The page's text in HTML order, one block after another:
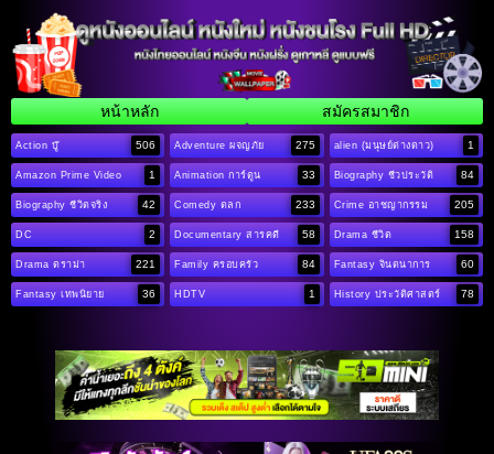
หน้าหลัก สมัครสมาชิก
Action บู๊ 506 Adventure ผจญภัย 275 alien (มนุษย์ต่างดาว) 1
Amazon Prime Video 1 Animation การ์ตูน 33 Biography ชีวประวัติ 84
Biography ชีวิตจริง 42 Comedy ตลก 233 Crime อาชญากรรม 205
DC 2 Documentary สารคดี 58 Drama ชีวิต 158
Drama ดราม่า 221 Family ครอบครัว 84 Fantasy จินตนาการ 60
Fantasy เทพนิยาย 36 HDTV 1 History ประวัติศาสตร์ 78